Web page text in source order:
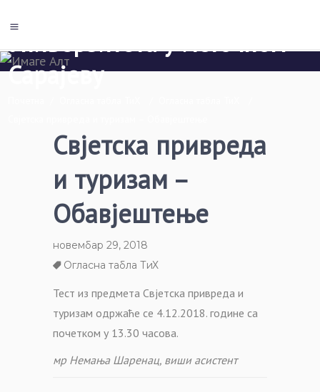
Сарајеву
Свјетска привреда
и туризам –
Обавјештење
новембар 29, 2018
Огласна табла ТиХ
Тест из предмета Свјетска привреда и
туризам одржаће се 4.12.2018. године са
почетком у 13.30 часова.
мр Немања Шаренац, виши асистент